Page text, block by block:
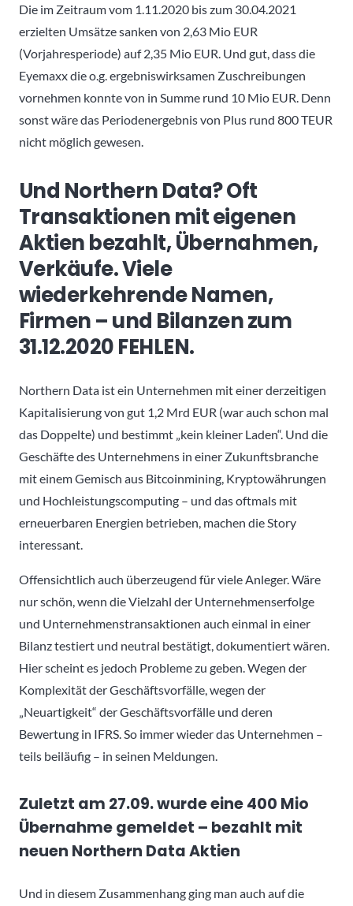
Die im Zeitraum vom 1.11.2020 bis zum 30.04.2021
erzielten Umsätze sanken von 2,63 Mio EUR
(Vorjahresperiode) auf 2,35 Mio EUR. Und gut, dass die
Eyemaxx die o.g. ergebniswirksamen Zuschreibungen
vornehmen konnte von in Summe rund 10 Mio EUR. Denn
sonst wäre das Periodenergebnis von Plus rund 800 TEUR
nicht möglich gewesen.
Und Northern Data? Oft
Transaktionen mit eigenen
Aktien bezahlt, Übernahmen,
Verkäufe. Viele
wiederkehrende Namen,
Firmen – und Bilanzen zum
31.12.2020 FEHLEN.
Northern Data ist ein Unternehmen mit einer derzeitigen
Kapitalisierung von gut 1,2 Mrd EUR (war auch schon mal
das Doppelte) und bestimmt „kein kleiner Laden“. Und die
Geschäfte des Unternehmens in einer Zukunftsbranche
mit einem Gemisch aus Bitcoinmining, Kryptowährungen
und Hochleistungscomputing – und das oftmals mit
erneuerbaren Energien betrieben, machen die Story
interessant.
Offensichtlich auch überzeugend für viele Anleger. Wäre
nur schön, wenn die Vielzahl der Unternehmenserfolge
und Unternehmenstransaktionen auch einmal in einer
Bilanz testiert und neutral bestätigt, dokumentiert wären.
Hier scheint es jedoch Probleme zu geben. Wegen der
Komplexität der Geschäftsvorfälle, wegen der
„Neuartigkeit“ der Geschäftsvorfälle und deren
Bewertung in IFRS. So immer wieder das Unternehmen –
teils beiläufig – in seinen Meldungen.
Zuletzt am 27.09. wurde eine 400 Mio
Übernahme gemeldet – bezahlt mit
neuen Northern Data Aktien
Und in diesem Zusammenhang ging man auch auf die